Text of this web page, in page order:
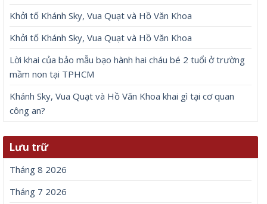
Khởi tố Khánh Sky, Vua Quạt và Hồ Văn Khoa
Khởi tố Khánh Sky, Vua Quạt và Hồ Văn Khoa
Lời khai của bảo mẫu bạo hành hai cháu bé 2 tuổi ở trường
mầm non tại TPHCM
Khánh Sky, Vua Quạt và Hồ Văn Khoa khai gì tại cơ quan
công an?
Lưu trữ
Tháng 8 2026
Tháng 7 2026